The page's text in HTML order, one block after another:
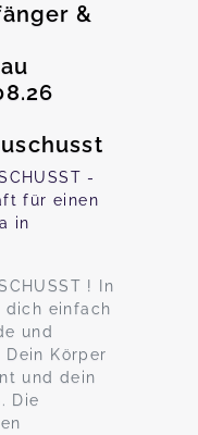
&
-
für einen
in
! In
dich einfach
und
Körper
und dein
Die